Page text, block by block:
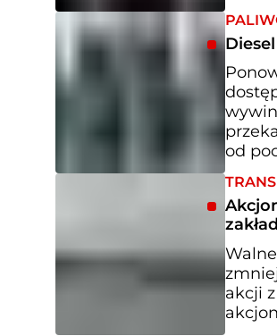
od
akcji